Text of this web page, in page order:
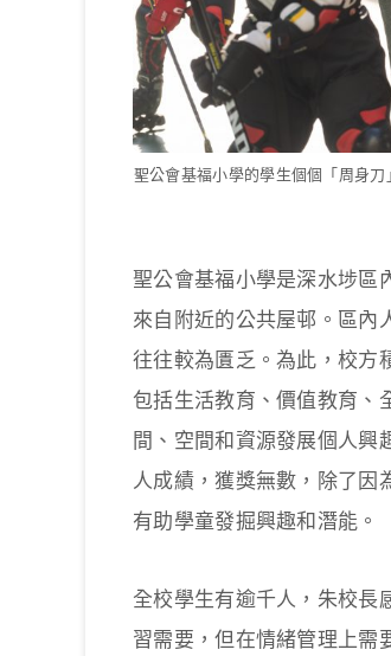
聖公會基福小學的學生個個「周身
聖公會基福小學是深水埗區
來自附近的公共屋邨。區內
往往較為匱乏。為此，校方
包括生活教育、價值教育、
間、空間和資源發展個人興
人成績，獲獎無數，除了因
有助學童發掘興趣和潛能。
全校學生有逾千人，朱校長
習需要，但在情緒管理上需